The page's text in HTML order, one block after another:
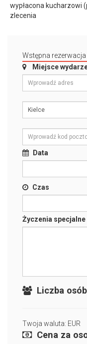
wypłacona kucharzowi
zlecenia
Wstępna rezerwacja
Miejsce
Data
Czas
Życzenia specjalne
Liczba
Twoja waluta: EUR
Cena za